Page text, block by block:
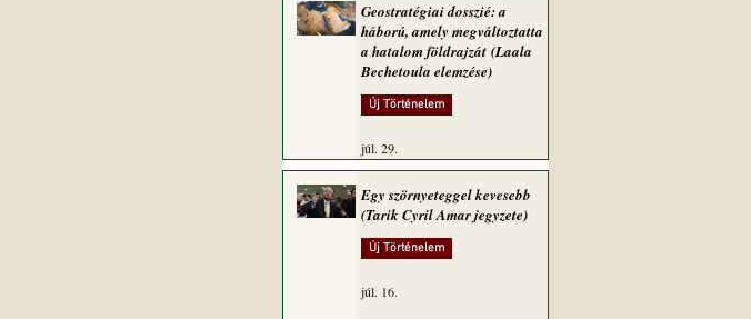
Geostratégiai dosszié: a
háború, amely megváltoztatta
a hatalom földrajzát (Laala
Bechetoula elemzése)
Új Történelem
júl. 29.
Egy szörnyeteggel kevesebb
(Tarik Cyril Amar jegyzete)
Új Történelem
júl. 16.